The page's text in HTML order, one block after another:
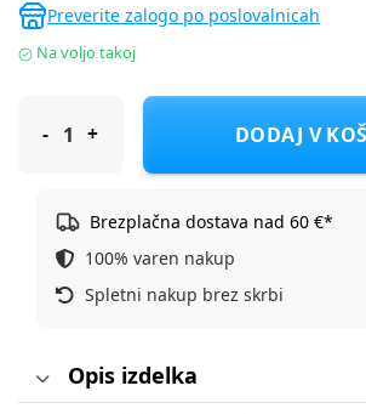
Preverite zalogo po poslovalnicah
Na voljo takoj
Cerda kopalke spodnji del 2900003240
DODAJ V
Brezplačna dostava nad 60 €*
100% varen nakup
Spletni nakup brez skrbi
Opis izdelka